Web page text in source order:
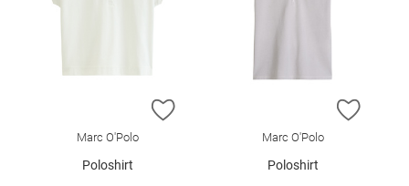
ZUR WUNSCHLISTE HINZUFÜGEN
Marc O'Polo
Poloshirt
ZUR
Marc O'Polo
Poloshirt